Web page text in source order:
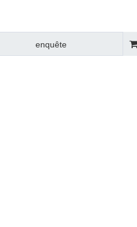
cohérents. Idéal pour la
de gratteaux de chat.
enquête